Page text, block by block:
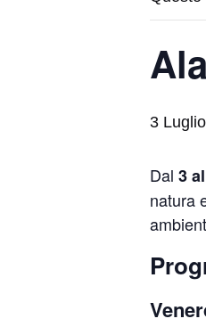
3
Dal 3
natura